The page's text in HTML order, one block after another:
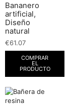
Bananero
artificial,
Diseño
natural
€61.07
COMPRAR
EL
PRODUCTO